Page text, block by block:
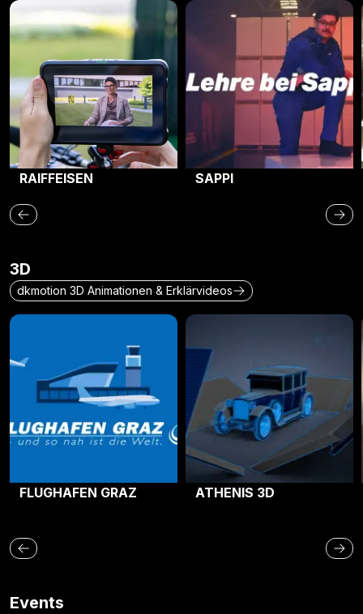
Raiffeisen
RAIFFEISEN
Sappi
SAPPI
3D
dkmotion 3D Animationen & Erklärvideos
Flughafen Graz
FLUGHAFEN GRAZ
Athenis 3D
ATHENIS 3D
Events